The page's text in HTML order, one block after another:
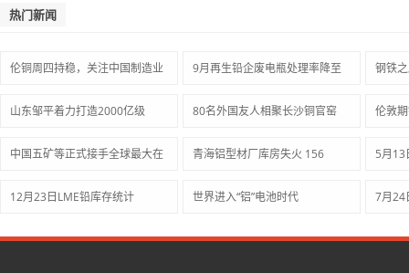
热门新闻
伦铜周四持稳，关注中国制造业 9月再生铅企废电瓶处理率降至 钢铁
山东邹平着力打造2000亿级 80名外国友人相聚长沙铜官窑 伦敦
中国五矿等正式接手全球最大在 青海铝型材厂库房失火 156 5月13
12月23日LME铅库存统计 世界进入“铝”电池时代 7月24